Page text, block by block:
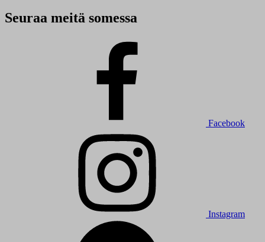
Seuraa meitä somessa
Facebook
Instagram